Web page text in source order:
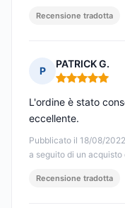
Recensione tradotta
P
PATRICK G.
Nota: 5 su 5
Pubblicato il 18/08/
a seguito di un
L'ordine è stato
eccellente.
Recensione tradotta